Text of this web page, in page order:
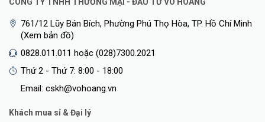
761/12 Lũy Bán Bích, Phường Phú Thọ Hòa, TP. Hồ Chí Minh
(Xem bản đồ)
0828.011.011 hoặc (028)7300.2021
Thứ 2 - Thứ 7: 8:00 - 18:00
Email: cskh@vohoang.vn
Khách mua sỉ & Đại lý